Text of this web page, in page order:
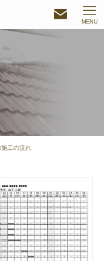
MENU
工の流れ